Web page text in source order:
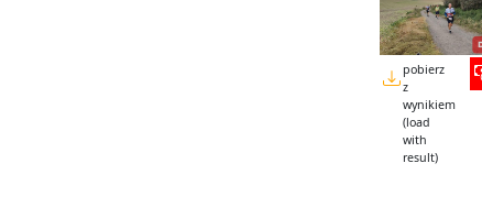
pobierz
z
wynikiem
(load
with
result)